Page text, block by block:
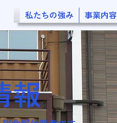
私たちの強み 事業内容
報